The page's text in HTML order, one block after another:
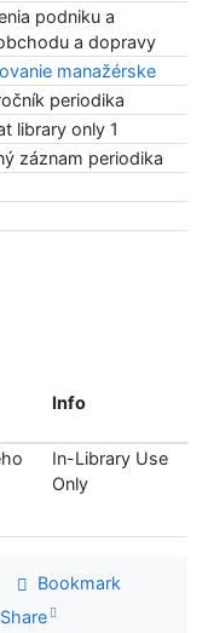
podniku a
a dopravy
manažérske
periodika
library only 1
záznam periodika
Info
In-Library Use
Only
Bookmark
Share